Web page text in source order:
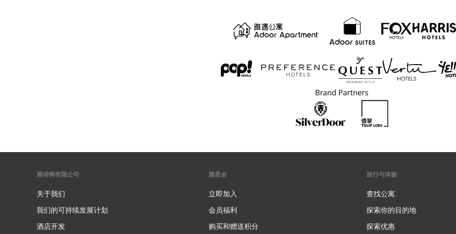
雅诗阁有限公司
关于我们
我们的可持续发展计划
酒店开发
雅星会
立即加入
会员福利
购买和赠送积分
旅行与体验
查找公寓
探索你的目的地
探索优惠